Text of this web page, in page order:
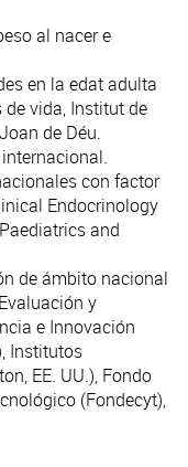
al nacer e
en la edat adulta
vida, Institut de
de Déu.
con factor
Endocrinology
and
de ámbito nacional
y
e Innovación
Institutos
EE. UU.), Fondo
(Fondecyt),